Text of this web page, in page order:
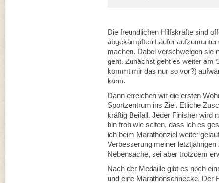
Die freundlichen Hilfskräfte sind
abgekämpften Läufer
machen. Dabei verschweigen sie
geht. Zunächst geht es weiter am
kommt mir das nur so vor?)
kann.
Dann erreichen wir die ersten
Sportzentrum ins Ziel. Etliche
kräftig Beifall. Jeder Finisher wird
bin froh wie selten, dass ich es
ich beim Marathonziel weiter
Verbesserung meiner
Nebensache, sei aber trotzdem
Nach der Medaille gibt es noch
und eine Marathonschnecke. Der